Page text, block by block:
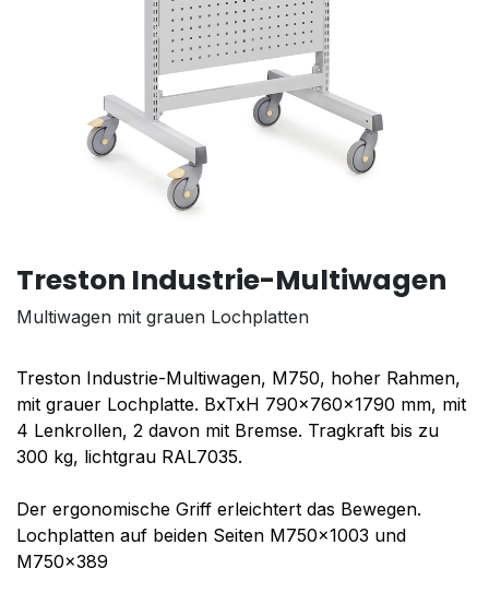
Treston Industrie-Multiwagen
Multiwagen mit grauen Lochplatten
Treston Industrie-Multiwagen, M750, hoher Rahmen,
mit grauer Lochplatte. BxTxH 790x760x1790 mm, mit
4 Lenkrollen, 2 davon mit Bremse. Tragkraft bis zu
300 kg, lichtgrau RAL7035.
Der ergonomische Griff erleichtert das Bewegen.
Lochplatten auf beiden Seiten M750x1003 und
M750x389